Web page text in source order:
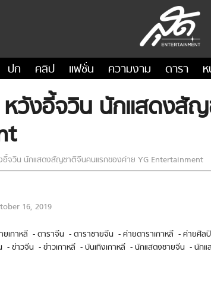
ปก คลิป แฟชั่น ความงาม ดารา
วังอี้จวิน นักแสดงสั
อี้จวิน นักแสดงสัญชาติจีนคนแรกของค่าย YG Entertainment
16, 2019